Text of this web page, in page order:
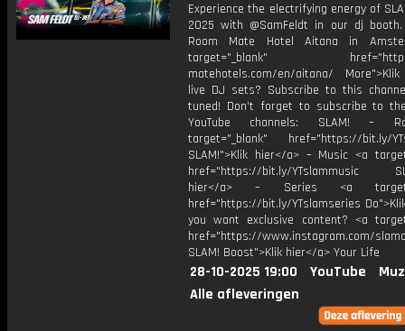
Experience the electrifying energy of
2025 with @SamFeldt in our dj booth.
Room Mate Hotel Aitana in
target="_blank"
matehotels.com/en/aitana/
live DJ sets? Subscribe to this
tuned! Don’t forget to subscribe to
YouTube channels: SLAM! –
target="_blank" href="https://bit.ly/
SLAM!">Klik hier</a> – Music <a
href="https://bit.ly/YTslammusic
hier</a> – Series <a
href="https://bit.ly/YTslamseries
you want exclusive content? <a
href="https://www.instagram.com/
SLAM! Boost">Klik hier</a> Your Life
28-10-2025 19:00 YouTube
Alle afleveringen